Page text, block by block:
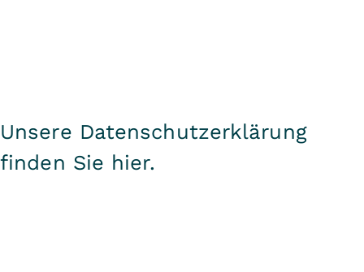
Unsere Datenschutzerklärung
finden Sie hier.